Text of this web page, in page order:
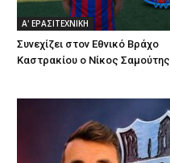
Α' ΕΡΑΣΙΤΕΧΝΙΚΗ
Συνεχίζει στον Εθνικό Βράχο
Καστρακίου ο Νίκος Σαμούτης